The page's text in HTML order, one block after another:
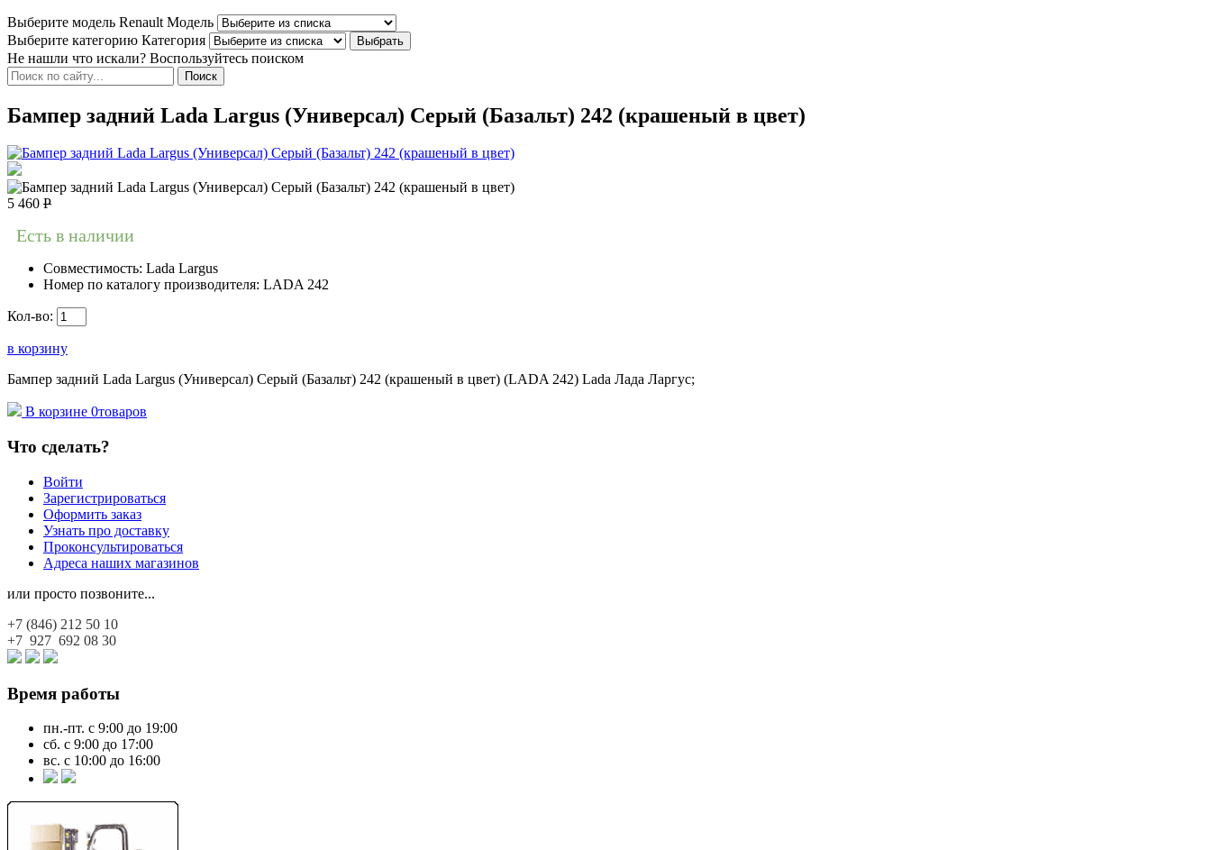
Выберите модель Renault Модель
Выберите категорию Категория
Не нашли что искали? Воспользуйтесь поиском
Бампер задний Lada Largus (Универсал) Серый (Базальт) 242 (крашеный в цвет)
5 460 Р
Есть в наличии
Совместимость: Lada Largus
Номер по каталогу производителя: LADA 242
Кол-во:
в корзину
Бампер задний Lada Largus (Универсал) Серый (Базальт) 242 (крашеный в цвет) (LADA 242) Lada Лада Ларгус;
В корзине 0товаров
Что сделать?
Войти
Зарегистрироваться
Оформить заказ
Узнать про доставку
Проконсультироваться
Адреса наших магазинов
или просто позвоните...
+7 (846) 212 50 10
+7 927 692 08 30
Время работы
пн.-пт. с 9:00 до 19:00
сб. с 9:00 до 17:00
вс. с 10:00 до 16:00